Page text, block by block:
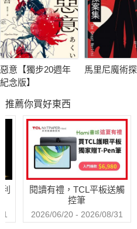
惡意【獨步20週年
紀念版】
馬里尼魔術
推薦你買好東西
閱讀有禮，TCL平板送觸
控筆
2026/06/20 - 2026/08/31